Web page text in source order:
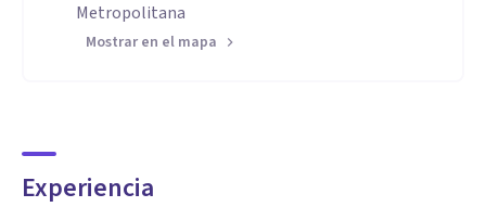
Metropolitana
Mostrar en el mapa
Experiencia